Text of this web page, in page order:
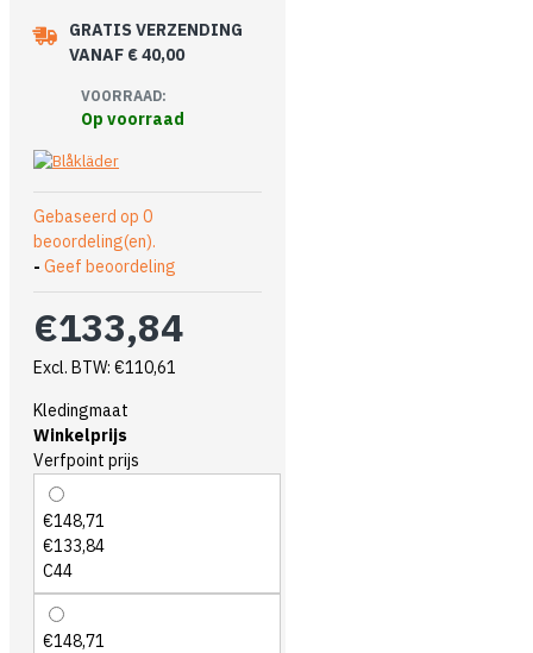
GRATIS VERZENDING
VANAF € 40,00
VOORRAAD:
Op voorraad
Gebaseerd op 0
beoordeling(en).
- Geef beoordeling
€133,84
Excl. BTW: €110,61
Kledingmaat
Winkelprijs
Verfpoint prijs
€148,71
€133,84
C44
€148,71